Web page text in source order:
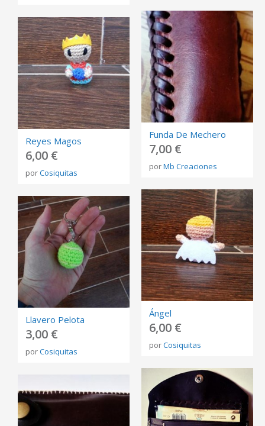
Funda De Mechero
7,00 €
porMb Creaciones
Reyes Magos
6,00 €
porCosiquitas
Ángel
6,00 €
porCosiquitas
Llavero Pelota
3,00 €
porCosiquitas